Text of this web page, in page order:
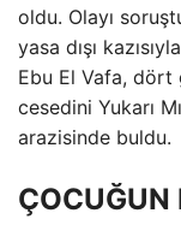
oldu. Olayı
yasa dışı
Ebu El Vafa, dört
cesedini Yukarı
arazisinde buldu.
ÇOCUĞUN